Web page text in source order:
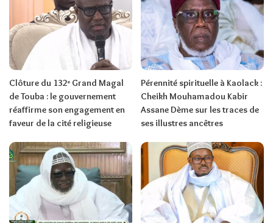
Clôture du 132ᵉ Grand Magal
de Touba : le gouvernement
réaffirme son engagement en
faveur de la cité religieuse
Pérennité spirituelle à Kaolack :
Cheikh Mouhamadou Kabir
Assane Dème sur les traces de
ses illustres ancêtres